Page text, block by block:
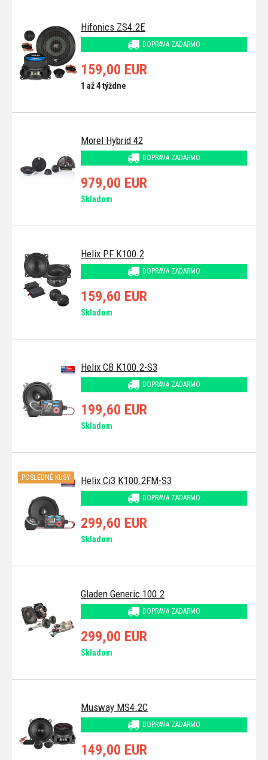
Hifonics ZS4.2E
DOPRAVA ZADARMO
159,00 EUR
1 až 4 týždne
Morel Hybrid 42
DOPRAVA ZADARMO
979,00 EUR
Skladom
Helix PF K100.2
DOPRAVA ZADARMO
159,60 EUR
Skladom
Helix CB K100.2-S3
DOPRAVA ZADARMO
199,60 EUR
Skladom
Helix Ci3 K100.2FM-S3
DOPRAVA ZADARMO
POSLEDNÉ KUSY
299,60 EUR
Skladom
Gladen Generic 100.2
DOPRAVA ZADARMO
299,00 EUR
Skladom
Musway MS4.2C
DOPRAVA ZADARMO
149,00 EUR